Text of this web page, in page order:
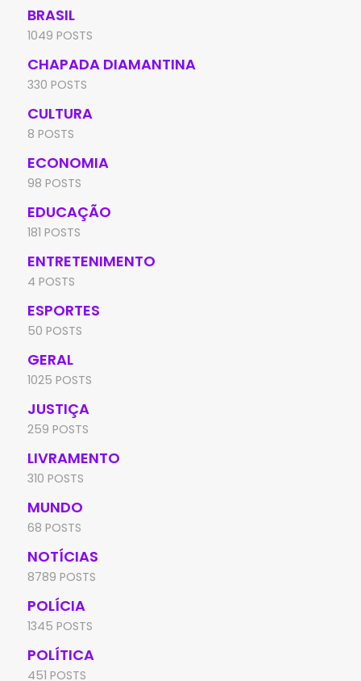
BRASIL
1049 POSTS
CHAPADA DIAMANTINA
330 POSTS
CULTURA
8 POSTS
ECONOMIA
98 POSTS
EDUCAÇÃO
181 POSTS
ENTRETENIMENTO
4 POSTS
ESPORTES
50 POSTS
GERAL
1025 POSTS
JUSTIÇA
259 POSTS
LIVRAMENTO
310 POSTS
MUNDO
68 POSTS
NOTÍCIAS
8789 POSTS
POLÍCIA
1345 POSTS
POLÍTICA
451 POSTS